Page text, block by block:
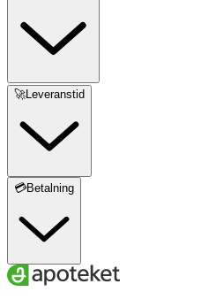
🚀Leveranstid
💳Betalning